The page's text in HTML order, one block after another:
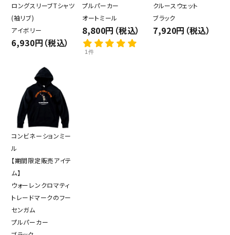
ロングスリーブTシャツ
(袖リブ)
アイボリー
6,930円（税込）
プルパーカー
オートミール
8,800円（税込）
1件
クルースウェット
ブラック
7,920円（税込）
コンビネーションミー
ル
【期間限定販売アイテ
ム】
ウォーレンクロマティ
トレードマークのフー
センガム
プルパーカー